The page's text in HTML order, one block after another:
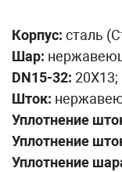
Корпус: сталь
Шар:
DN15-32: 20Х13;
Шток:
Уплотнение
Уплотнение
Уплотнение